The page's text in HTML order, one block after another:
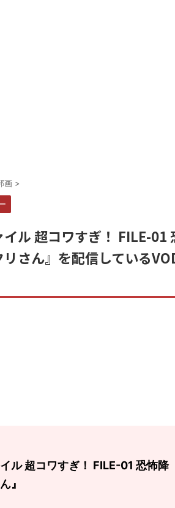
画 >
イル 超コワすぎ！ FILE-01
さん』を配信している
イル 超コワすぎ！ FILE-01 恐怖降
』